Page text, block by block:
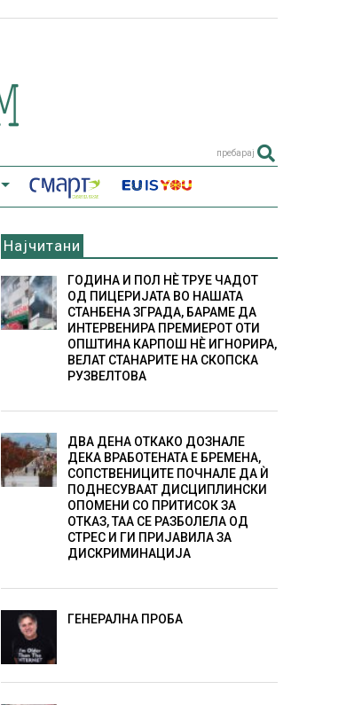
пребарај
Најчитани
ГОДИНА И ПОЛ НÈ ТРУЕ ЧАДОТ
ОД ПИЦЕРИЈАТА ВО НАШАТА
СТАНБЕНА ЗГРАДА, БАРАМЕ ДА
ИНТЕРВЕНИРА ПРЕМИЕРОТ ОТИ
ОПШТИНА КАРПОШ НÈ ИГНОРИРА,
ВЕЛАТ СТАНАРИТЕ НА СКОПСКА
РУЗВЕЛТОВА
ДВА ДЕНА ОТКАКО ДОЗНАЛЕ
ДЕКА ВРАБОТЕНАТА Е БРЕМЕНА,
СОПСТВЕНИЦИТЕ ПОЧНАЛЕ ДА Ѝ
ПОДНЕСУВААТ ДИСЦИПЛИНСКИ
ОПОМЕНИ СО ПРИТИСОК ЗА
ОТКАЗ, ТАА СЕ РАЗБОЛЕЛА ОД
СТРЕС И ГИ ПРИЈАВИЛА ЗА
ДИСКРИМИНАЦИЈА
ГЕНЕРАЛНА ПРОБА